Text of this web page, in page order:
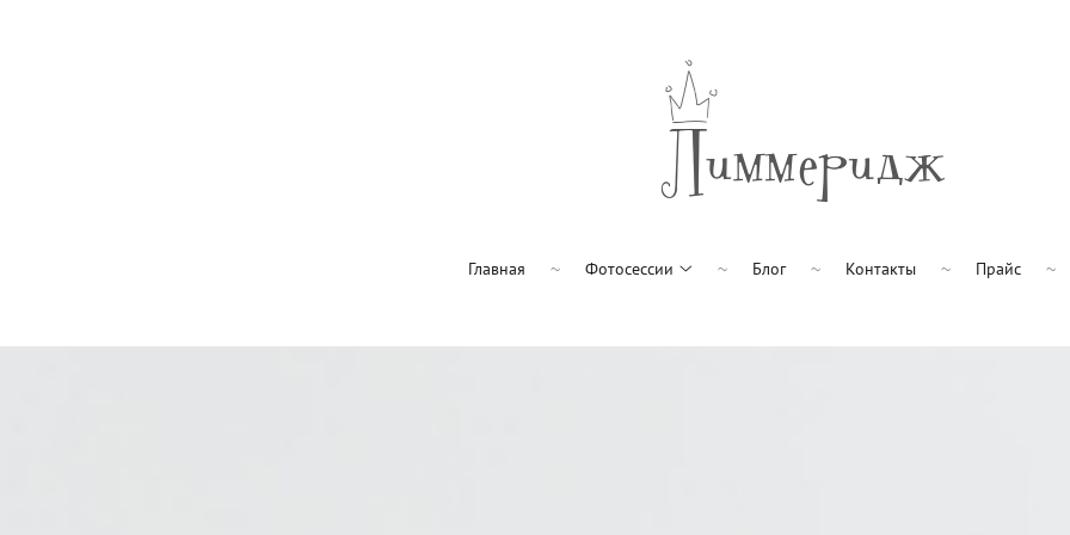
Главная Фотосессии Блог Контакты Прайс